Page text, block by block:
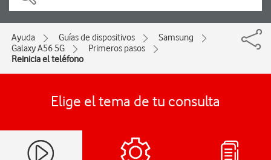
Ayuda Guías de dispositivos
Samsung
Galaxy A56 5G
Primeros pasos
Reinicia el teléfono
Elige el tema de tu consulta